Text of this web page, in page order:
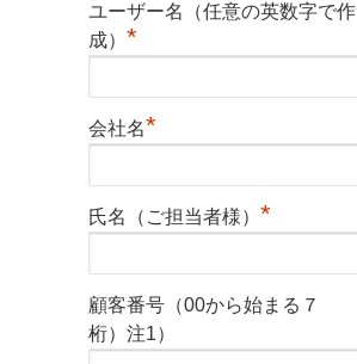
ユーザー名（任意の英数字で作
成） *
会社名*
氏名（ご担当者様） *
顧客番号（00から始まる７
桁）注1）